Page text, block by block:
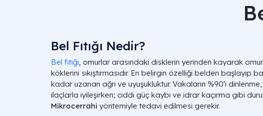
Bel Fıtığı Nedir?
Bel fıtığı, omurlar arasındaki disklerin yerinden kayarak
köklerini sıkıştırmasıdır. En belirgin özelliği belden başlayıp
kadar uzanan ağrı ve uyuşukluktur. Vakaların %90'ı
ilaçlarla iyileşirken; ciddi güç kaybı ve idrar kaçırma gibi
Mikrocerrahi yöntemiyle tedavi edilmesi gerekir.